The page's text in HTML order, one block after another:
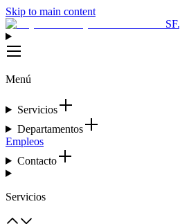
Skip to main content
Menú
Servicios
Departamentos
Empleos
Contacto
Servicios